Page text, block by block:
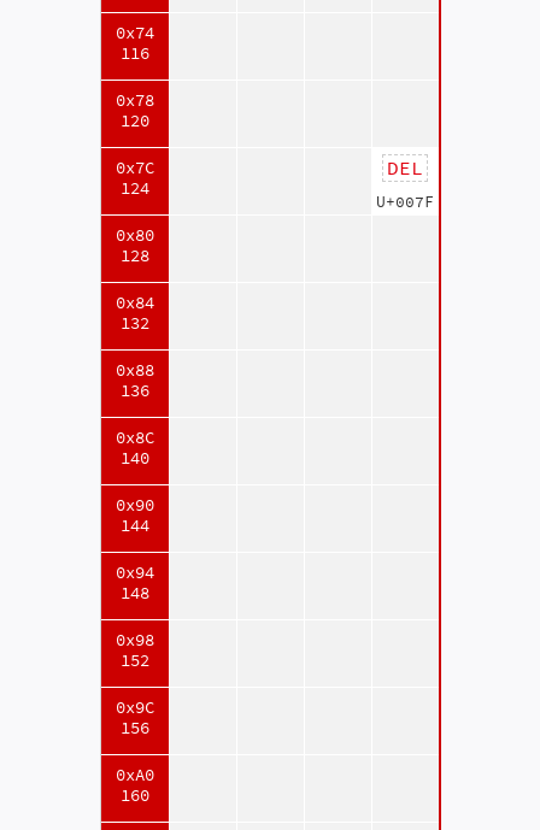
0x74
116
0x78
120
0x7C
124
0x80
128
0x84
132
0x88
136
0x8C
140
0x90
144
0x94
148
0x98
152
0x9C
156
0xA0
160
DEL
U+007F